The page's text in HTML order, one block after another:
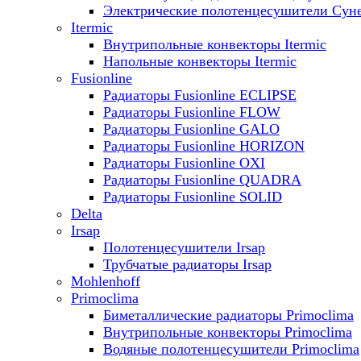
Электрические полотенцесушители
Itermic
Внутрипольные конвекторы Itermic
Напольные конвекторы Itermic
Fusionline
Радиаторы Fusionline ECLIPSE
Радиаторы Fusionline FLOW
Радиаторы Fusionline GALO
Радиаторы Fusionline HORIZON
Радиаторы Fusionline OXI
Радиаторы Fusionline QUADRA
Радиаторы Fusionline SOLID
Delta
Irsap
Полотенцесушители Irsap
Трубчатые радиаторы Irsap
Mohlenhoff
Primoclima
Биметаллические радиаторы Primoclima
Внутрипольные конвекторы Primoclima
Водяные полотенцесушители Primoclima